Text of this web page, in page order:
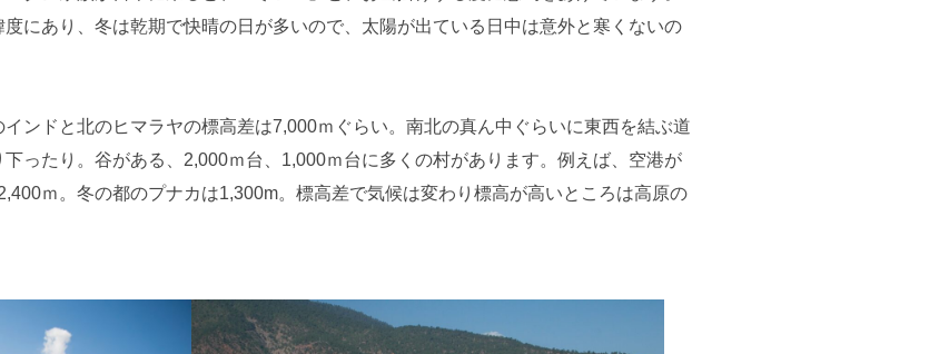
にあり、冬は乾期で快晴の日が多いので、太陽が出ている日中は意外と寒くないの
ンドと北のヒマラヤの標高差は7,000ｍぐらい。南北の真ん中ぐらいに東西を結ぶ道
ったり。谷がある、2,000ｍ台、1,000ｍ台に多くの村があります。例えば、空港が
ｍ。冬の都のプナカは1,300m。標高差で気候は変わり標高が高いところは高原の